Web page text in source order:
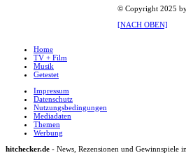
© Copyright 2025
[NACH OBEN]
Home
TV + Film
Musik
Getestet
Impressum
Datenschutz
Nutzungsbedingungen
Mediadaten
Themen
Werbung
hitchecker.de - News, Rezensionen und Gewinnspiele